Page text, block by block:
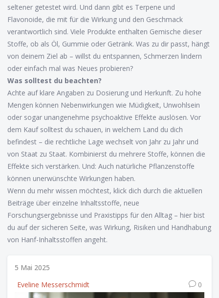
seltener getestet wird. Und dann gibt es Terpene und
Flavonoide, die mit für die Wirkung und den Geschmack
verantwortlich sind. Viele Produkte enthalten Gemische dieser
Stoffe, ob als Öl, Gummie oder Getränk. Was zu dir passt, hängt
von deinem Ziel ab – willst du entspannen, Schmerzen lindern
oder einfach mal was Neues probieren?
Was solltest du beachten?
Achte auf klare Angaben zu Dosierung und Herkunft. Zu hohe
Mengen können Nebenwirkungen wie Müdigkeit, Unwohlsein
oder sogar unangenehme psychoaktive Effekte auslösen. Vor
dem Kauf solltest du schauen, in welchem Land du dich
befindest – die rechtliche Lage wechselt von Jahr zu Jahr und
von Staat zu Staat. Kombinierst du mehrere Stoffe, können die
Effekte sich verstärken. Und: Auch natürliche Pflanzenstoffe
können unerwünschte Wirkungen haben.
Wenn du mehr wissen möchtest, klick dich durch die aktuellen
Beiträge über einzelne Inhaltsstoffe, neue
Forschungsergebnisse und Praxistipps für den Alltag – hier bist
du auf der sicheren Seite, was Wirkung, Risiken und Handhabung
von Hanf-Inhaltsstoffen angeht.
5 Mai 2025
Eveline Messerschmidt
0